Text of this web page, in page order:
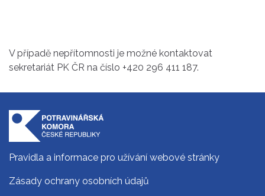
V případě nepřítomnosti je možné kontaktovat
sekretariát PK ČR na číslo +420 296 411 187.
Pravidla a informace pro užívání webové stránky
Zásady ochrany osobních údajů